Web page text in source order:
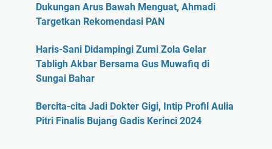
Dukungan Arus Bawah Menguat, Ahmadi
Targetkan Rekomendasi PAN
Haris-Sani Didampingi Zumi Zola Gelar
Tabligh Akbar Bersama Gus Muwafiq di
Sungai Bahar
Bercita-cita Jadi Dokter Gigi, Intip Profil Aulia
Pitri Finalis Bujang Gadis Kerinci 2024